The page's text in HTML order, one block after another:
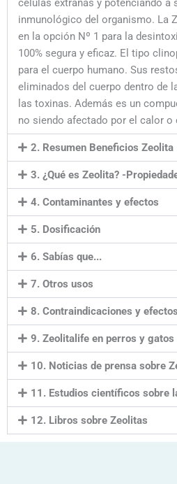
células extrañas y potenciando a
inmunológico del organismo. La
en la opción Nº 1 para la
100% segura y eficaz. El tipo
para el cuerpo humano. Sus
eliminados del cuerpo dentro de
las toxinas. Además es un
no siendo afectado por el calor o
2. Resumen Beneficios Zeolita
3. ¿Qué es Zeolita? -
4. Contaminantes y efectos
5. Dosificación
6. Sabías que...
7. Otros usos
8. Contraindicaciones y
9. Zeolitalife en perros y gatos
10. Noticias de prensa sobre
11. Estudios científicos sobre
12. Libros sobre Zeolitas